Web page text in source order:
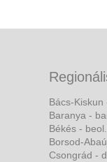
Bács-Kiskun
Baranya -
Békés -
Borsod-
Csongrád -